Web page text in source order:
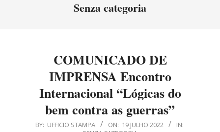
Senza categoria
COMUNICADO DE
IMPRENSA Encontro
Internacional “Lógicas do
bem contra as guerras”
2022-
BY: UFFICIO STAMPA ON: 19 JULHO 2022
IN: